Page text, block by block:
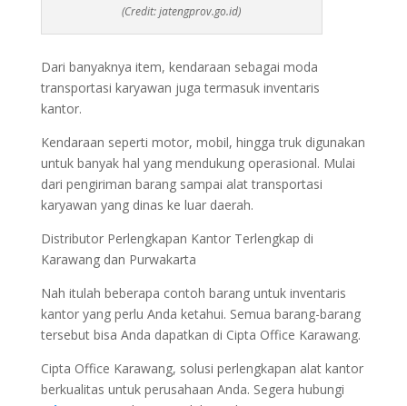
(Credit: jatengprov.go.id)
Dari banyaknya item, kendaraan sebagai moda
transportasi karyawan juga termasuk inventaris
kantor.
Kendaraan seperti motor, mobil, hingga truk digunakan
untuk banyak hal yang mendukung operasional. Mulai
dari pengiriman barang sampai alat transportasi
karyawan yang dinas ke luar daerah.
Distributor Perlengkapan Kantor Terlengkap di
Karawang dan Purwakarta
Nah itulah beberapa contoh barang untuk inventaris
kantor yang perlu Anda ketahui. Semua barang-barang
tersebut bisa Anda dapatkan di Cipta Office Karawang.
Cipta Office Karawang, solusi perlengkapan alat kantor
berkualitas untuk perusahaan Anda. Segera hubungi